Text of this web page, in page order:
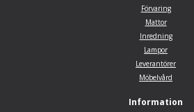
Förvaring
Mattor
Inredning
Lampor
Leverantörer
Möbelvård
Information